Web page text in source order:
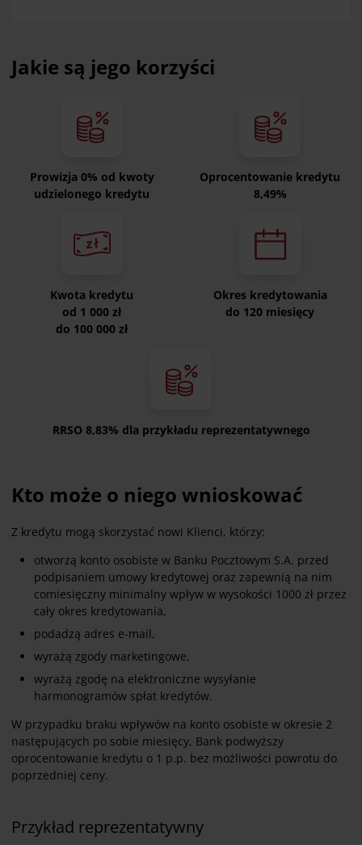
Jakie są jego korzyści
Prowizja 0% od kwoty
udzielonego kredytu
Oprocentowanie kredytu
8,49%
Kwota kredytu
od 1 000 zł
do 100 000 zł
Okres kredytowania
do 120 miesięcy
RRSO 8,83% dla przykładu reprezentatywnego
Kto może o niego wnioskować
Z kredytu mogą skorzystać nowi Klienci, którzy:
otworzą konto osobiste w Banku Pocztowym S.A. przed
podpisaniem umowy kredytowej oraz zapewnią na nim
comiesięczny minimalny wpływ w wysokości 1000 zł przez
cały okres kredytowania,
podadzą adres e-mail,
wyrażą zgody marketingowe,
wyrażą zgodę na elektroniczne wysyłanie
harmonogramów spłat kredytów.
W przypadku braku wpływów na konto osobiste w okresie 2
następujących po sobie miesięcy, Bank podwyższy
oprocentowanie kredytu o 1 p.p. bez możliwości powrotu do
poprzedniej ceny.
Przykład reprezentatywny